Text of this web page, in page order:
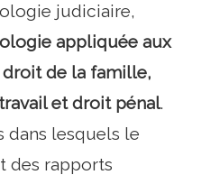
judiciaire,
appliquée aux
de la famille,
et droit pénal.
dans lesquels le
des rapports